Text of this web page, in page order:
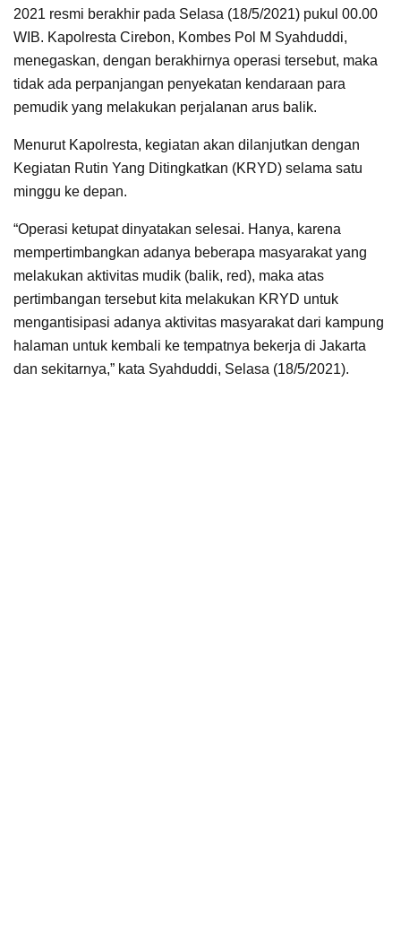
2021 resmi berakhir pada Selasa (18/5/2021) pukul 00.00
WIB. Kapolresta Cirebon, Kombes Pol M Syahduddi,
menegaskan, dengan berakhirnya operasi tersebut, maka
tidak ada perpanjangan penyekatan kendaraan para
pemudik yang melakukan perjalanan arus balik.
Menurut Kapolresta, kegiatan akan dilanjutkan dengan
Kegiatan Rutin Yang Ditingkatkan (KRYD) selama satu
minggu ke depan.
“Operasi ketupat dinyatakan selesai. Hanya, karena
mempertimbangkan adanya beberapa masyarakat yang
melakukan aktivitas mudik (balik, red), maka atas
pertimbangan tersebut kita melakukan KRYD untuk
mengantisipasi adanya aktivitas masyarakat dari kampung
halaman untuk kembali ke tempatnya bekerja di Jakarta
dan sekitarnya,” kata Syahduddi, Selasa (18/5/2021).